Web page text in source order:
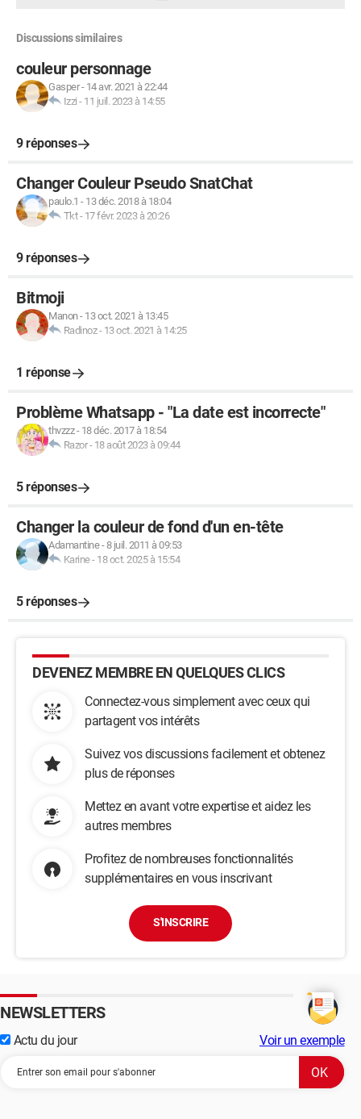
Discussions similaires
couleur personnage
Gasper- 14 avr. 2021 à 22:44
Izzi - 11 juil. 2023 à 14:55
9 réponses
Changer Couleur Pseudo SnatChat
paulo.1 - 13 déc. 2018 à 18:04
Tkt- 17 févr. 2023 à 20:26
9 réponses
Bitmoji
Manon- 13 oct. 2021 à 13:45
Radinoz- 13 oct. 2021 à 14:25
1 réponse
Problème Whatsapp - "La date est incorrecte"
thvzzz- 18 déc. 2017 à 18:54
Razor- 18 août 2023 à 09:44
5 réponses
Changer la couleur de fond d'un en-tête
Adamantine-8 juil. 2011 à 09:53
Karine- 18 oct. 2025 à 15:54
5 réponses
DEVENEZ MEMBRE EN QUELQUES CLICS
Connectez-vous simplement avec ceux qui
partagent vos intérêts
Suivez vos discussions facilement et obtenez
plus de réponses
Mettez en avant votre expertise et aidez les
autres membres
Profitez de nombreuses fonctionnalités
supplémentaires en vous inscrivant
S'INSCRIRE
NEWSLETTERS
Actu du jour Voir un exemple